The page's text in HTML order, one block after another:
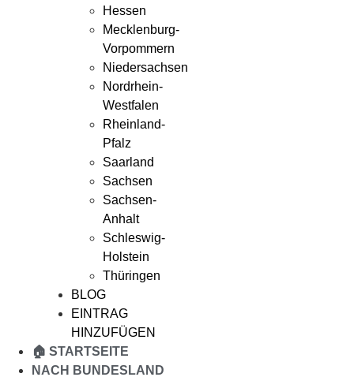
Hessen
Mecklenburg-
Vorpommern
Niedersachsen
Nordrhein-
Westfalen
Rheinland-
Pfalz
Saarland
Sachsen
Sachsen-
Anhalt
Schleswig-
Holstein
Thüringen
BLOG
EINTRAG
HINZUFÜGEN
🏠 STARTSEITE
NACH BUNDESLAND